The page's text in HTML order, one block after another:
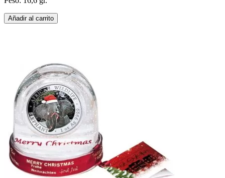
Añadir al carrito